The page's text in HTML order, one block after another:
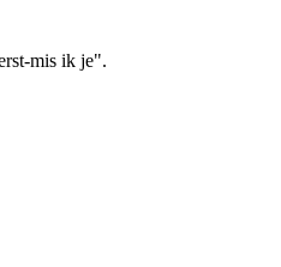
mis ik je".